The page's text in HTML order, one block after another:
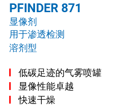
PFINDER 871
显像剂
用于渗透检测
溶剂型
低碳足迹的气雾喷罐
显像性能卓越
快速干燥